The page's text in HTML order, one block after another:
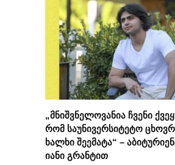
„მნიშვნელოვანია ჩვენი
რომ საუნივერსიტეტო
ხალხი შეემატა“ –
იანი გრანტით